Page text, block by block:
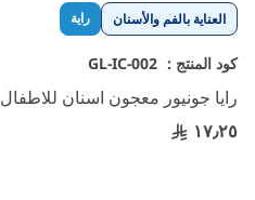
العناية بالفم والأسنان راية
كود المنتج : GL-IC-002
رايا جونيور معجون اسنان للاطفال 75 جرام بالفواكه
١٧٫٢٥
تخطي
إلى
بداية
معرض
الصور